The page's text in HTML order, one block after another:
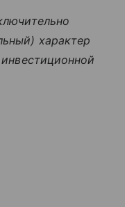
характер